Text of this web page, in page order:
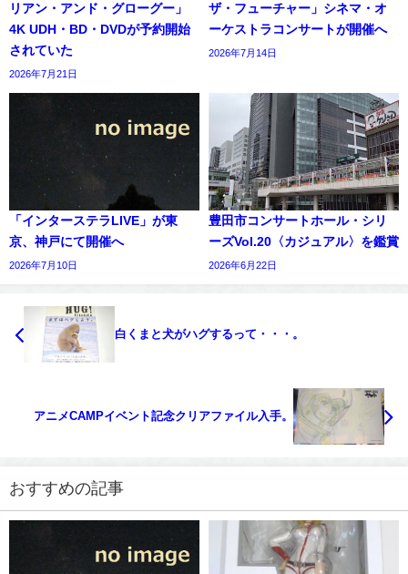
リアン・アンド・グローグー」
4K UDH・BD・DVDが予約開始
されていた
2026年7月21日
ザ・フューチャー」シネマ・オ
ーケストラコンサートが開催へ
2026年7月14日
「インターステラLIVE」が東
京、神戸にて開催へ
2026年7月10日
豊田市コンサートホール・シリ
ーズVol.20〈カジュアル〉を鑑賞
2026年6月22日
白くまと犬がハグするって・・・。
アニメCAMPイベント記念クリアファイル入手。
おすすめの記事